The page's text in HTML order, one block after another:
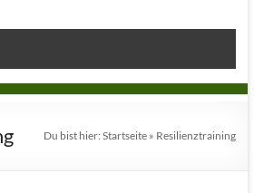
Du bist hier:Startseite » Resilienztraining